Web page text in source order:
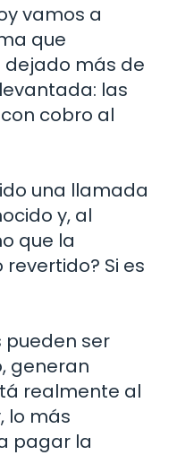
vamos a
que
más de
las
cobro al
una llamada
y, al
que la
Si es
pueden ser
generan
realmente al
lo más
pagar la